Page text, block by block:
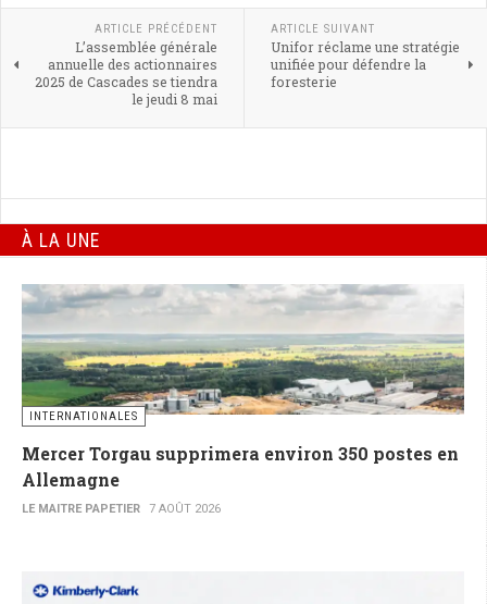
ARTICLE PRÉCÉDENT
L’assemblée générale
annuelle des actionnaires
2025 de Cascades se tiendra
le jeudi 8 mai
ARTICLE SUIVANT
Unifor réclame une stratégie
unifiée pour défendre la
foresterie
À LA UNE
INTERNATIONALES
Mercer Torgau supprimera environ 350 postes en
Allemagne
LE MAITRE PAPETIER 7 AOÛT 2026